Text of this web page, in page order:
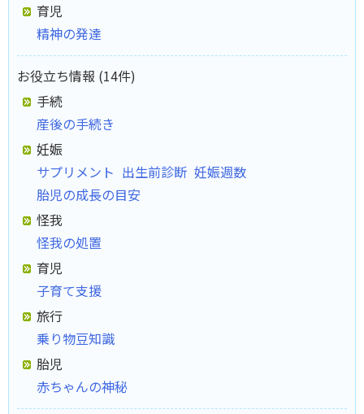
育児
精神の発達
お役立ち情報 (14件)
手続
産後の手続き
妊娠
サプリメント 出生前診断 妊娠週数
胎児の成長の目安
怪我
怪我の処置
育児
子育て支援
旅行
乗り物豆知識
胎児
赤ちゃんの神秘